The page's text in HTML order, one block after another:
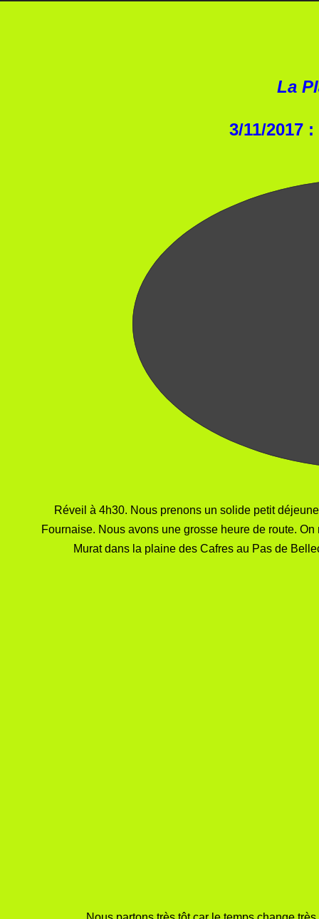
La
3/11/2017
Réveil à 4h30. Nous prenons un solide petit
Fournaise. Nous avons une grosse heure de route.
Murat dans la plaine des Cafres au Pas de